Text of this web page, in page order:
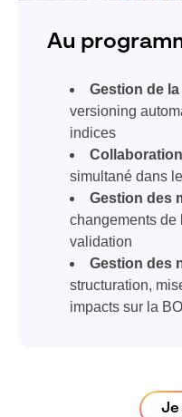
Au
Gestion de
versioning
indices
simultané dans
Gestion des
changements de
validation
Gestion des
structuration,
impacts sur la
Je